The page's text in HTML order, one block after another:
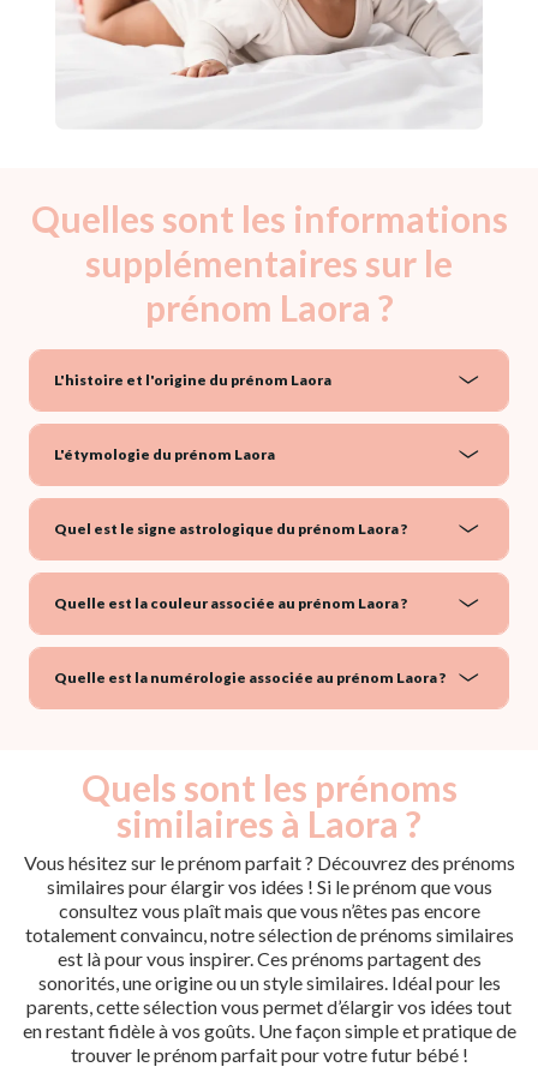
Quelles sont les informations
supplémentaires sur le
prénom Laora ?
L'histoire et l'origine du prénom Laora
L'étymologie du prénom Laora
Quel est le signe astrologique du prénom Laora ?
Quelle est la couleur associée au prénom Laora ?
Quelle est la numérologie associée au prénom Laora ?
Quels sont les prénoms
similaires à Laora ?
Vous hésitez sur le prénom parfait ? Découvrez des prénoms
similaires pour élargir vos idées ! Si le prénom que vous
consultez vous plaît mais que vous n’êtes pas encore
totalement convaincu, notre sélection de prénoms similaires
est là pour vous inspirer. Ces prénoms partagent des
sonorités, une origine ou un style similaires. Idéal pour les
parents, cette sélection vous permet d’élargir vos idées tout
en restant fidèle à vos goûts. Une façon simple et pratique de
trouver le prénom parfait pour votre futur bébé !